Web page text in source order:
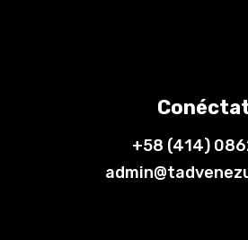
+58 (414)